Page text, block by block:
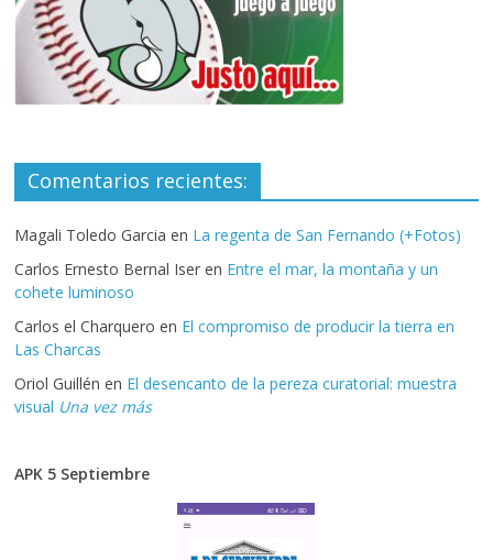
Comentarios recientes:
Magali Toledo Garcia en La regenta de San Fernando (+Fotos)
Carlos Ernesto Bernal Iser en Entre el mar, la montaña y un
cohete luminoso
Carlos el Charquero en El compromiso de producir la tierra en
Las Charcas
Oriol Guillén en El desencanto de la pereza curatorial: muestra
visual Una vez más
APK 5 Septiembre